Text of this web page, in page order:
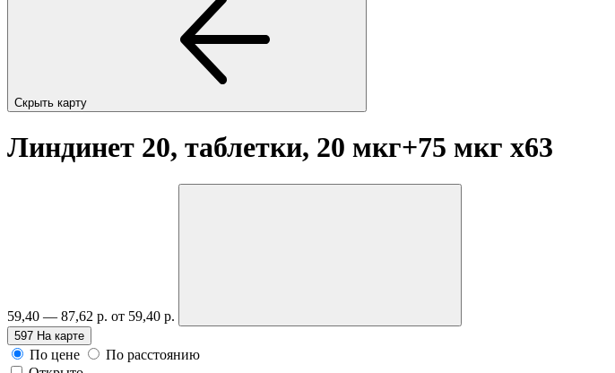
Скрыть карту
Линдинет 20, таблетки, 20 мкг+75 мкг x63
59,40 — 87,62 р. от 59,40 р.
597 На карте
По цене
По расстоянию